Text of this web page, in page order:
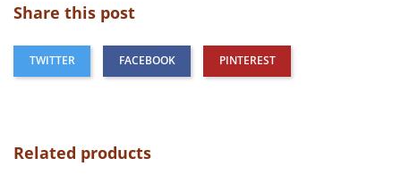
Share this post
TWITTER FACEBOOK PINTEREST
Related products